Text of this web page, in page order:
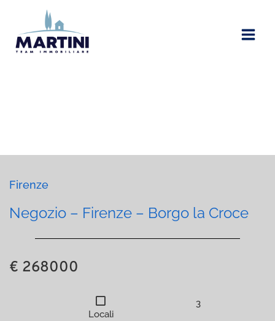
contenuto
Firenze
Negozio – Firenze – Borgo la Croce
€ 268000
Locali
3